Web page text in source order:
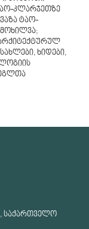
კლარჯეთზე
ტაო-
ხიდები,
საქართველო